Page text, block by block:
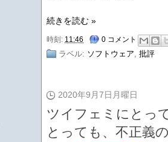
続きを読む »
時刻: 11:46 0 コメント
ラベル: ソフトウェア, 批評
2020年9月7日月曜日
ツイフェミにとっ
とっても、不正義